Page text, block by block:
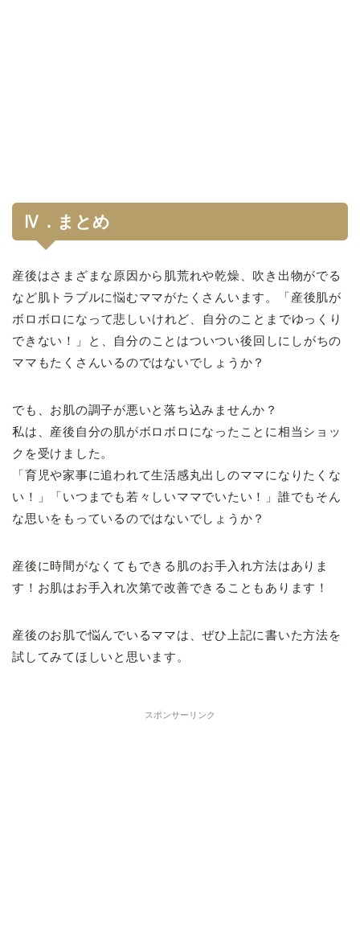
Ⅳ．まとめ
産後はさまざまな原因から肌荒れや乾燥、吹き出物がでる
など肌トラブルに悩むママがたくさんいます。「産後肌が
ボロボロになって悲しいけれど、自分のことまでゆっくり
できない！」と、 自分のことはついつい後回しにしがちの
ママもたくさんいるのではないでしょうか？
でも、お肌の調子が悪いと落ち込みませんか？
私は、産後自分の肌がボロボロになったことに相当ショッ
クを受けました。
「育児や家事に追われて生活感丸出しのママになりたくな
い！」「いつまでも若々しいママでいたい！」誰でもそん
な思いをもっているのではないでしょうか？
産後に時間がなくてもできる肌のお手入れ方法はありま
す！お肌はお手入れ次第で改善できることもあります！
産後のお肌で悩んでいるママは、ぜひ上記に書いた方法を
試してみてほしいと思います。
スポンサーリンク